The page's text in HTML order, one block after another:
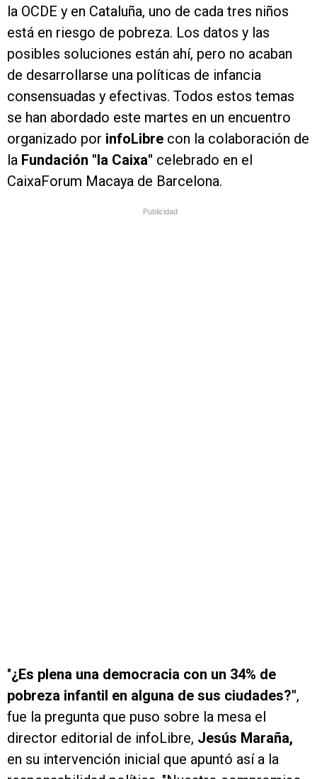
la OCDE y en Cataluña, uno de cada tres niños
está en riesgo de pobreza. Los datos y las
posibles soluciones están ahí, pero no acaban
de desarrollarse una políticas de infancia
consensuadas y efectivas. Todos estos temas
se han abordado este martes en un encuentro
organizado por infoLibre con la colaboración de
la Fundación "la Caixa" celebrado en el
CaixaForum Macaya de Barcelona.
Publicidad
"¿Es plena una democracia con un 34% de
pobreza infantil en alguna de sus ciudades?",
fue la pregunta que puso sobre la mesa el
director editorial de infoLibre, Jesús Maraña,
en su intervención inicial que apuntó así a la